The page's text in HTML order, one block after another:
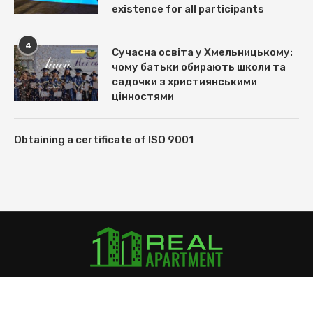
existence for all participants
4
Сучасна освіта у Хмельницькому:
чому батьки обирають школи та
садочки з християнськими
цінностями
Obtaining a certificate of ISO 9001